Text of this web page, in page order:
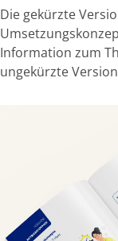
Die gekürzte
Information zum
ungekürzte